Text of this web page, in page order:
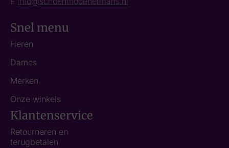
Snel menu
Heren
Dames
Merken
Onze winkels
Klantenservice
Retourneren en
terugbetalen